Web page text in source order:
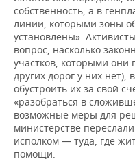
собственность, а в
линии, которыми зоны
установлены».
вопрос, насколько
участков, которыми они
других дорог у них нет),
обустроить их за свой
«разобраться в
возможные меры для
министерстве
исполком — туда, где
помощи.